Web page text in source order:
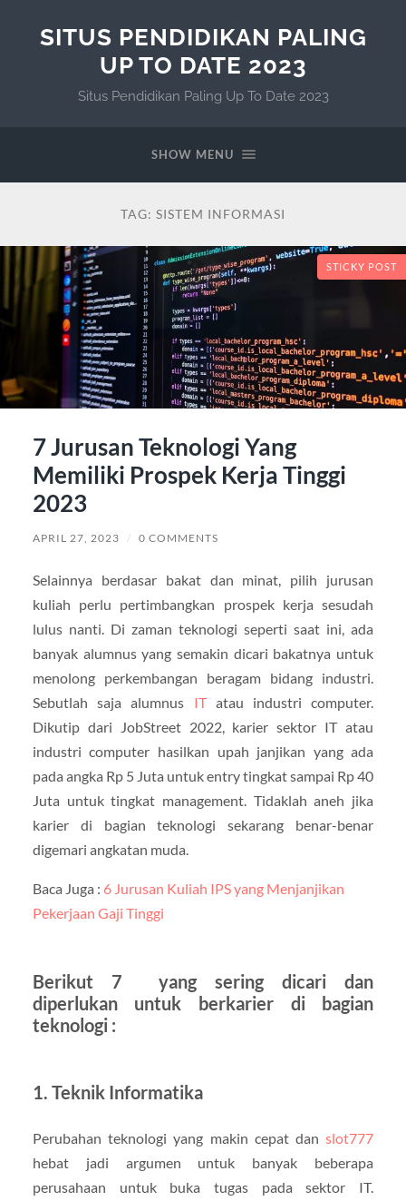
SITUS PENDIDIKAN PALING
UP TO DATE 2023
Situs Pendidikan Paling Up To Date 2023
SHOW MENU
TAG: SISTEM INFORMASI
STICKY POST
7 Jurusan Teknologi Yang
Memiliki Prospek Kerja Tinggi
2023
APRIL 27, 2023 / 0 COMMENTS
Selainnya berdasar bakat dan minat, pilih jurusan
kuliah perlu pertimbangkan prospek kerja sesudah
lulus nanti. Di zaman teknologi seperti saat ini, ada
banyak alumnus yang semakin dicari bakatnya untuk
menolong perkembangan beragam bidang industri.
Sebutlah saja alumnus ITatau industri computer.
Dikutip dari JobStreet 2022, karier sektor IT atau
industri computer hasilkan upah janjikan yang ada
pada angka Rp 5 Juta untuk entry tingkat sampai Rp 40
Juta untuk tingkat management. Tidaklah aneh jika
karier di bagian teknologi sekarang benar-benar
digemari angkatan muda.
Baca Juga : 6 Jurusan Kuliah IPS yang Menjanjikan
Pekerjaan Gaji Tinggi
Berikut 7 yang sering dicari dan
diperlukan untuk berkarier di bagian
teknologi :
1. Teknik Informatika
Perubahan teknologi yang makin cepat danslot777
hebat jadi argumen untuk banyak beberapa
perusahaan untuk buka tugas pada sektor IT.